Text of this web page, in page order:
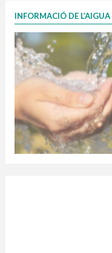
INFORMACIÓ DE L’AIGUA